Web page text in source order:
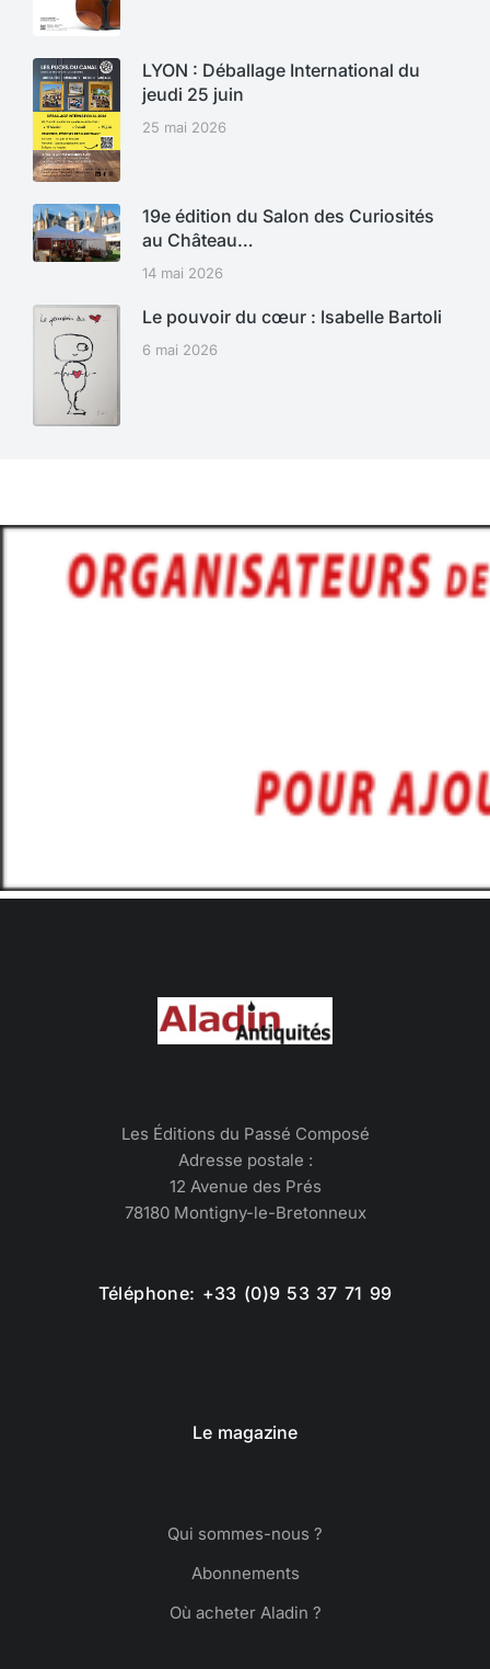
LYON : Déballage International du
jeudi 25 juin
25 mai 2026
19e édition du Salon des Curiosités
au Château…
14 mai 2026
Le pouvoir du cœur : Isabelle Bartoli
6 mai 2026
Les Éditions du Passé Composé
Adresse postale :
12 Avenue des Prés
78180 Montigny-le-Bretonneux
Téléphone: +33 (0)9 53 37 71 99
Le magazine
Qui sommes-nous ?
Abonnements
Où acheter Aladin ?